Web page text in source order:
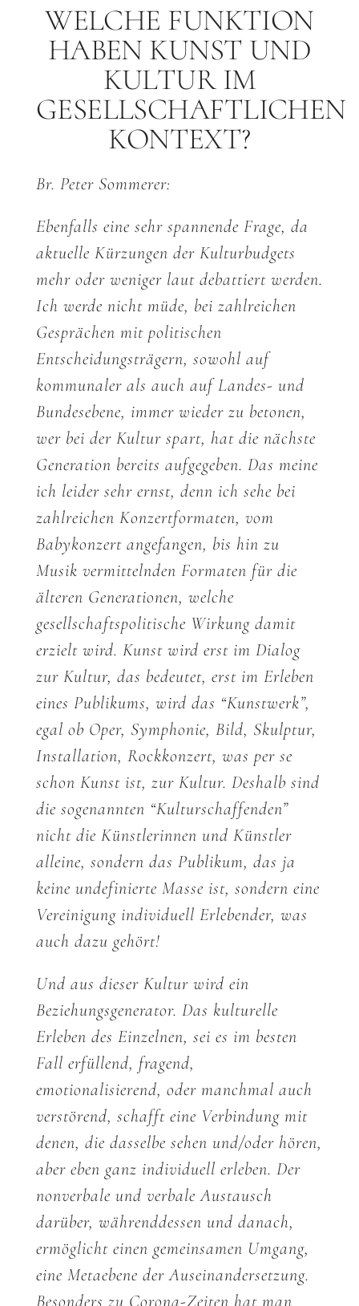
WELCHE FUNKTION
HABEN KUNST UND
KULTUR IM
GESELLSCHAFTLICHEN
KONTEXT?
Br. Peter Sommerer:
Ebenfalls eine sehr spannende Frage, da
aktuelle Kürzungen der Kulturbudgets
mehr oder weniger laut debattiert werden.
Ich werde nicht müde, bei zahlreichen
Gesprächen mit politischen
Entscheidungsträgern, sowohl auf
kommunaler als auch auf Landes- und
Bundesebene, immer wieder zu betonen,
wer bei der Kultur spart, hat die nächste
Generation bereits aufgegeben. Das meine
ich leider sehr ernst, denn ich sehe bei
zahlreichen Konzertformaten, vom
Babykonzert angefangen, bis hin zu
Musik vermittelnden Formaten für die
älteren Generationen, welche
gesellschaftspolitische Wirkung damit
erzielt wird. Kunst wird erst im Dialog
zur Kultur, das bedeutet, erst im Erleben
eines Publikums, wird das “Kunstwerk”,
egal ob Oper, Symphonie, Bild, Skulptur,
Installation, Rockkonzert, was per se
schon Kunst ist, zur Kultur. Deshalb sind
die sogenannten “Kulturschaffenden”
nicht die Künstlerinnen und Künstler
alleine, sondern das Publikum, das ja
keine undefinierte Masse ist, sondern eine
Vereinigung individuell Erlebender, was
auch dazu gehört!
Und aus dieser Kultur wird ein
Beziehungsgenerator. Das kulturelle
Erleben des Einzelnen, sei es im besten
Fall erfüllend, fragend,
emotionalisierend, oder manchmal auch
verstörend, schafft eine Verbindung mit
denen, die dasselbe sehen und/oder hören,
aber eben ganz individuell erleben. Der
nonverbale und verbale Austausch
darüber, währenddessen und danach,
ermöglicht einen gemeinsamen Umgang,
eine Metaebene der Auseinandersetzung.